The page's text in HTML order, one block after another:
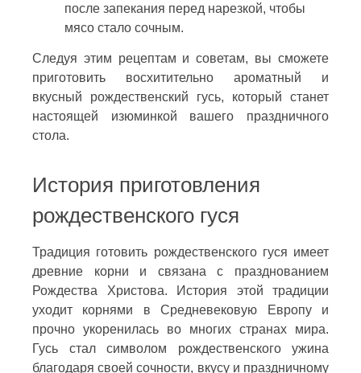
после запекания перед нарезкой, чтобы
мясо стало сочным.
Следуя этим рецептам и советам, вы сможете
приготовить восхитительно ароматный и
вкусный рождественский гусь, который станет
настоящей изюминкой вашего праздничного
стола.
История приготовления
рождественского гуся
Традиция готовить рождественского гуся имеет
древние корни и связана с празднованием
Рождества Христова. История этой традиции
уходит корнями в Средневековую Европу и
прочно укоренилась во многих странах мира.
Гусь стал символом рождественского ужина
благодаря своей сочности, вкусу и праздничному